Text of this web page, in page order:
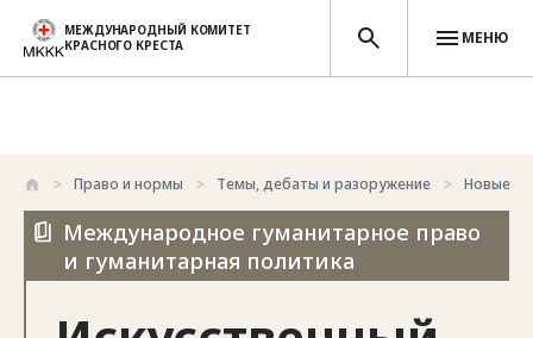
Перейти к основному содержанию
МЕЖДУНАРОДНЫЙ КОМИТЕТ
КРАСНОГО КРЕСТА
МЕНЮ
Право и нормы Темы, дебаты и разоружение Новые
Международное гуманитарное право
и гуманитарная политика